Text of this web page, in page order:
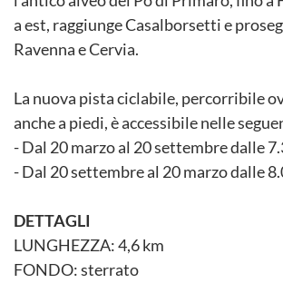
a est, raggiunge Casalborsetti e
Ravenna e Cervia.
La nuova pista ciclabile, percorribile
anche a piedi, è accessibile nelle
- Dal 20 marzo al 20 settembre dalle
- Dal 20 settembre al 20 marzo dalle
DETTAGLI
LUNGHEZZA: 4,6 km
FONDO: sterrato